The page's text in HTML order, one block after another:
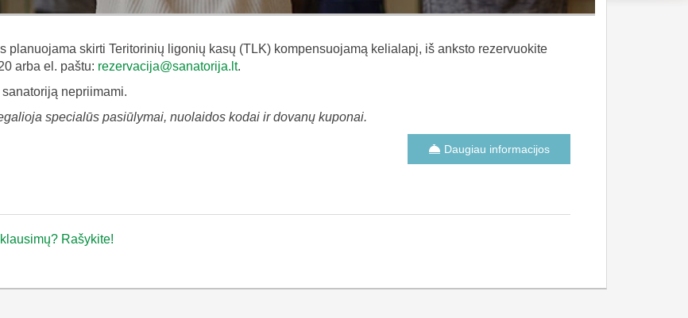
planuojama skirti Teritorinių ligonių kasų (TLK) kompensuojamą kelialapį, iš anksto rezervuokite
arba el. paštu: rezervacija@sanatorija.lt.
nepriimami.
specialūs pasiūlymai, nuolaidos kodai ir dovanų kuponai.
Daugiau informacijos
Rašykite!